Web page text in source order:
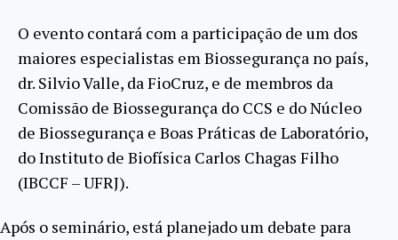
O evento contará com a participação de um dos
maiores especialistas em Biossegurança no país,
dr. Silvio Valle, da FioCruz, e de membros da
Comissão de Biossegurança do CCS e do Núcleo
de Biossegurança e Boas Práticas de Laboratório,
do Instituto de Biofísica Carlos Chagas Filho
(IBCCF – UFRJ).
Após o seminário, está planejado um debate para